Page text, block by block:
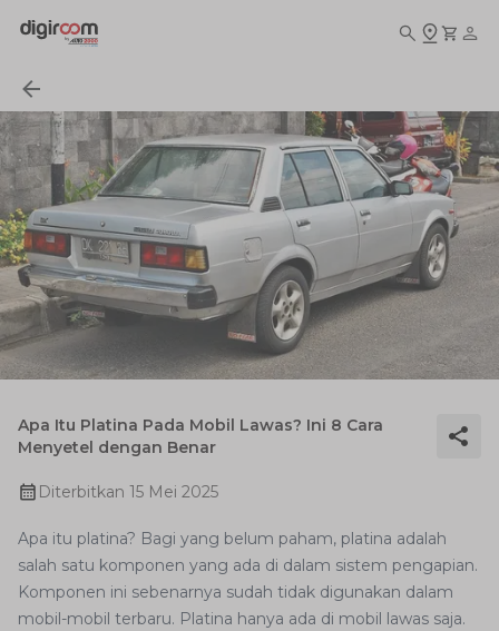
Apa Itu Platina Pada Mobil Lawas? Ini 8 Cara
Menyetel dengan Benar
Diterbitkan 15 Mei 2025
Apa itu platina? Bagi yang belum paham, platina adalah
salah satu komponen yang ada di dalam sistem pengapian.
Komponen ini sebenarnya sudah tidak digunakan dalam
mobil-mobil terbaru. Platina hanya ada di mobil lawas saja.